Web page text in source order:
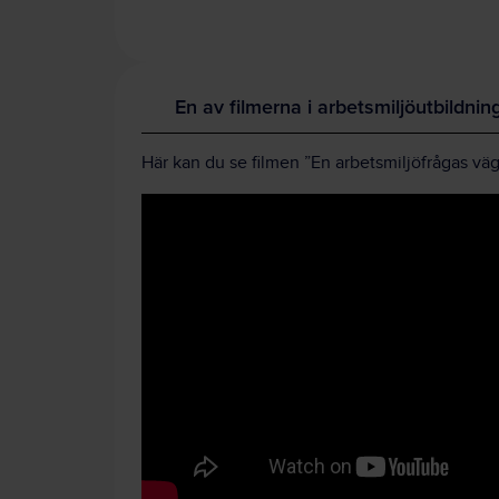
En av filmerna i
Här kan du se filmen ”En arbetsmiljöfrågas